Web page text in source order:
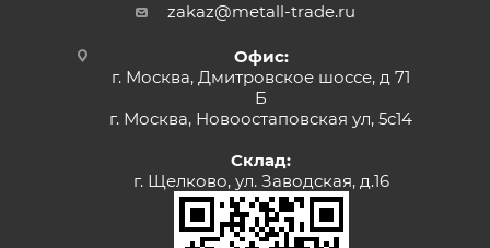
zakaz@metall-trade.ru
Офис:
г. Москва, Дмитровское шоссе, д 71
Б
г. Москва, Новоостаповская ул, 5с14
Склад:
г. Щелково, ул. Заводская, д.16